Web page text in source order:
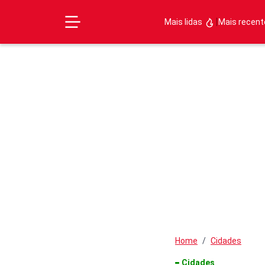
Mais lidas |Mais
Home Cidades
Cidades